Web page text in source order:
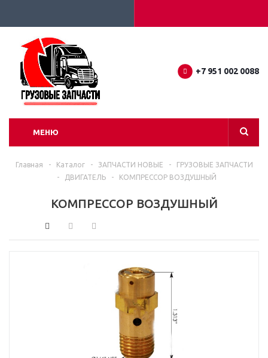
+7 951 002 0088
МЕНЮ
Главная - Каталог - ЗАПЧАСТИ НОВЫЕ -
ГРУЗОВЫЕ ЗАПЧАСТИ
-
ДВИГАТЕЛЬ - КОМПРЕССОР ВОЗДУШНЫЙ
КОМПРЕССОР ВОЗДУШНЫЙ